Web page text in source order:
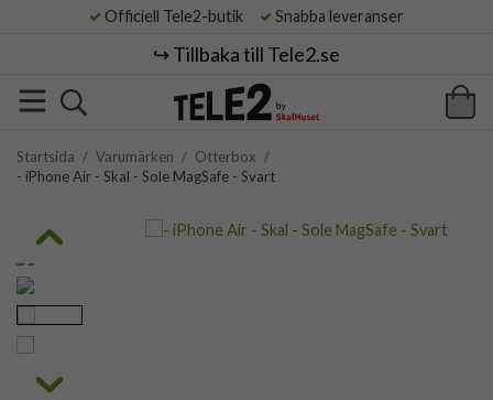
Officiell Tele2-butik Snabba leveranser
↪️ Tillbaka till Tele2.se
Startsida / Varumärken / Otterbox /
- iPhone Air - Skal - Sole MagSafe - Svart